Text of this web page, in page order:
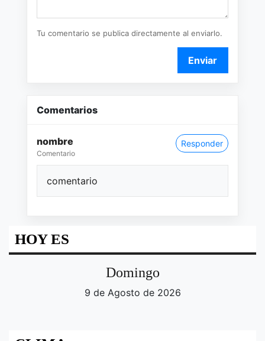
Tu comentario se publica directamente al enviarlo.
Enviar
Comentarios
nombre
Comentario
Responder
comentario
HOY ES
Domingo
9 de Agosto de 2026